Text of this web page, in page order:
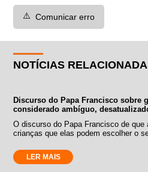
⚠️ Comunicar erro
NOTÍCIAS
Discurso do Papa Francisco sobre
considerado ambíguo,
O discurso do Papa Francisco de
crianças que elas podem escolher o
LER MAIS